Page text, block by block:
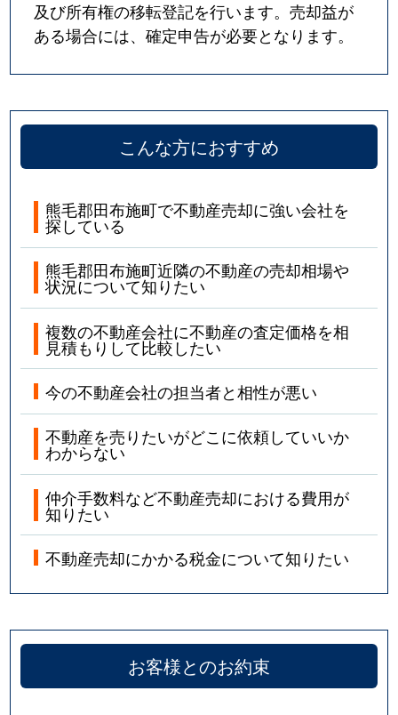
及び所有権の移転登記を行います。売却益が
ある場合には、確定申告が必要となります。
こんな方におすすめ
熊毛郡田布施町で不動産売却に強い会社を
探している
熊毛郡田布施町近隣の不動産の売却相場や
状況について知りたい
複数の不動産会社に不動産の査定価格を相
見積もりして比較したい
今の不動産会社の担当者と相性が悪い
不動産を売りたいがどこに依頼していいか
わからない
仲介手数料など不動産売却における費用が
知りたい
不動産売却にかかる税金について知りたい
お客様とのお約束